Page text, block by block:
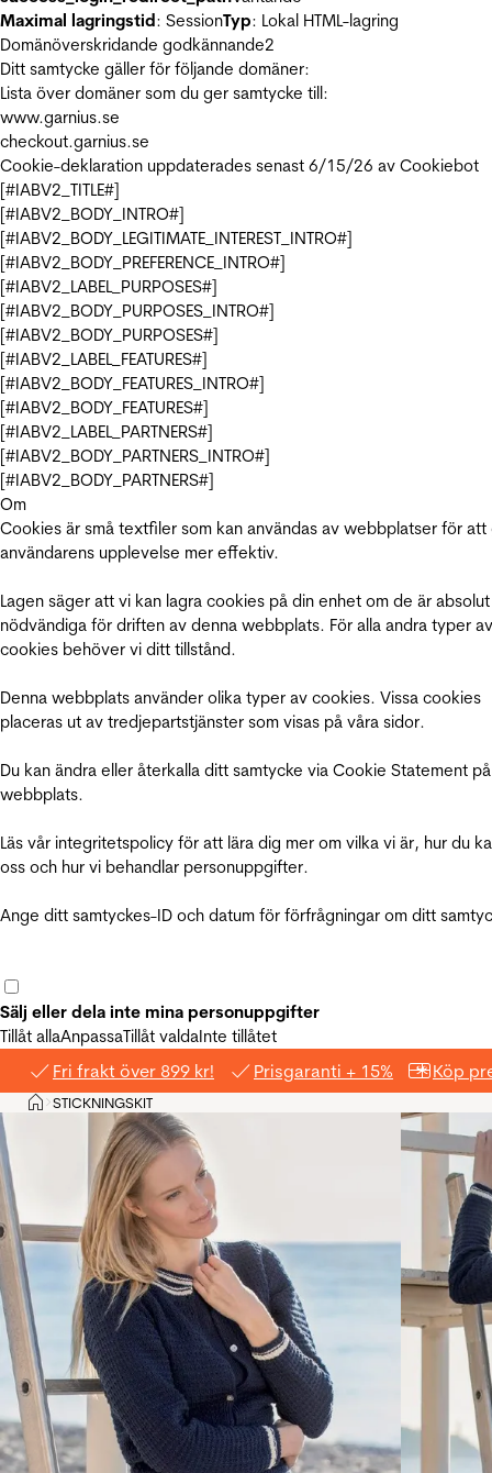
Maximal lagringstid: SessionTyp: Lokal HTML-lagring
Domänöverskridande godkännande2
Ditt samtycke gäller för följande domäner:
Lista över domäner som du ger samtycke till:
www.garnius.se
checkout.garnius.se
Cookie-deklaration uppdaterades senast 6/15/26 av Cookiebot
[#IABV2_TITLE#]
[#IABV2_BODY_INTRO#]
[#IABV2_BODY_LEGITIMATE_INTEREST_INTRO#]
[#IABV2_BODY_PREFERENCE_INTRO#]
[#IABV2_LABEL_PURPOSES#]
[#IABV2_BODY_PURPOSES_INTRO#]
[#IABV2_BODY_PURPOSES#]
[#IABV2_LABEL_FEATURES#]
[#IABV2_BODY_FEATURES_INTRO#]
[#IABV2_BODY_FEATURES#]
[#IABV2_LABEL_PARTNERS#]
[#IABV2_BODY_PARTNERS_INTRO#]
[#IABV2_BODY_PARTNERS#]
Om
Cookies är små textfiler som kan användas av webbplatser för att
användarens upplevelse mer effektiv.
Lagen säger att vi kan lagra cookies på din enhet om de är absolut
nödvändiga för driften av denna webbplats. För alla andra typer av
cookies behöver vi ditt tillstånd.
Denna webbplats använder olika typer av cookies. Vissa cookies
placeras ut av tredjepartstjänster som visas på våra sidor.
Du kan ändra eller återkalla ditt samtycke via Cookie Statement
webbplats.
Läs vår integritetspolicy för att lära dig mer om vilka vi är, hur du
oss och hur vi behandlar personuppgifter.
Ange ditt samtyckes-ID och datum för förfrågningar om ditt
Sälj eller dela inte mina personuppgifter
Tillåt allaAnpassaTillåt valdaInte tillåtet
Fri frakt över 899 kr! Prisgaranti + 15% Köp
Hem
>STICKNINGSKIT